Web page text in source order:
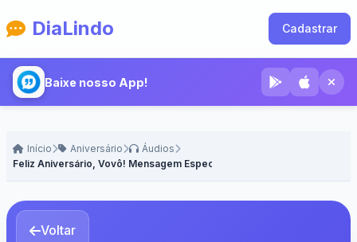
DiaLindo Cadastrar
Baixe nosso App!
Início Aniversário
Áudios
Feliz Aniversário, Vovô! Mensagem Especial - Voz Masculina
Voltar